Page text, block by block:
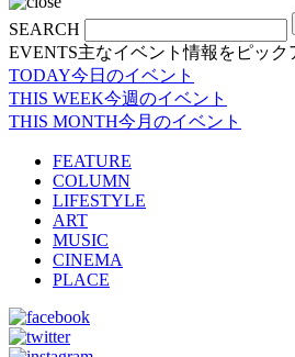
SEARCH
EVENTS主なイベント情報をピック
TODAY今日のイベント
THIS WEEK今週のイベント
THIS MONTH今月のイベント
FEATURE
COLUMN
LIFESTYLE
ART
MUSIC
CINEMA
PLACE